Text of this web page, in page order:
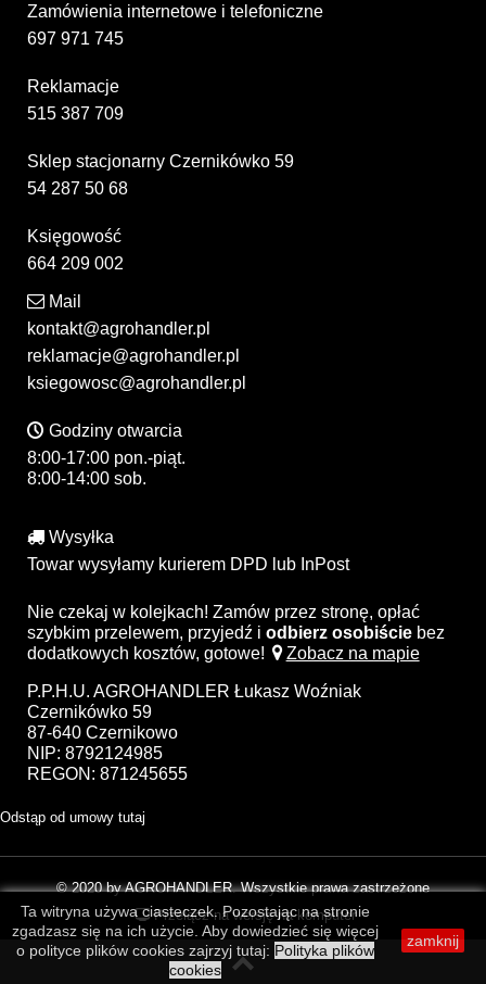
Ta witryna używa ciasteczek. Pozostając na stronie
zgadzasz się na ich użycie. Aby dowiedzieć się więcej
o polityce plików cookies zajrzyj tutaj: Polityka plików
cookies
zamknij
Zamówienia internetowe i telefoniczne
697 971 745
Reklamacje
515 387 709
Sklep stacjonarny Czernikówko 59
54 287 50 68
Księgowość
664 209 002
Mail
kontakt@agrohandler.pl
reklamacje@agrohandler.pl
ksiegowosc@agrohandler.pl
Godziny otwarcia
8:00-17:00 pon.-piąt.
8:00-14:00 sob.
Wysyłka
Towar wysyłamy kurierem DPD lub InPost
Nie czekaj w kolejkach! Zamów przez stronę, opłać
szybkim przelewem, przyjedź i odbierz osobiście bez
dodatkowych kosztów, gotowe!
Zobacz na mapie
P.P.H.U. AGROHANDLER Łukasz Woźniak
Czernikówko 59
87-640 Czernikowo
NIP: 8792124985
REGON: 871245655
Odstąp od umowy tutaj
© 2020 by AGROHANDLER. Wszystkie prawa zastrzeżone
Przełącz na wersję na komputer